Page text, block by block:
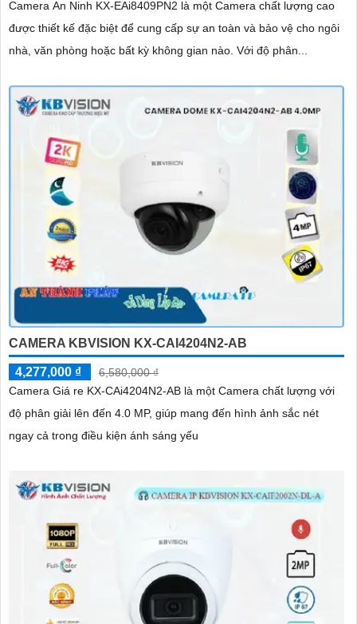
Camera An Ninh KX-EAi8409PN2 là một Camera chất lượng cao
được thiết kế đặc biệt để cung cấp sự an toàn và bảo vệ cho ngôi
nhà, văn phòng hoặc bất kỳ không gian nào. Với độ phân...
CAMERA KBVISION KX-CAI4204N2-AB
4,277,000 ₫
6,580,000 ₫
Camera Giá re KX-CAi4204N2-AB là một Camera chất lượng với
độ phân giải lên đến 4.0 MP, giúp mang đến hình ảnh sắc nét
ngay cả trong điều kiện ánh sáng yếu